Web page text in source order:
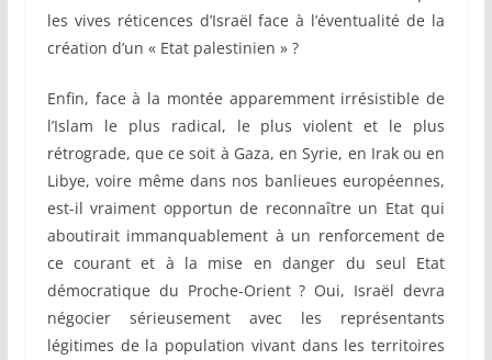
les vives réticences d’Israël face à l’éventualité de la
création d’un « Etat palestinien » ?
Enfin, face à la montée apparemment irrésistible de
l’Islam le plus radical, le plus violent et le plus
rétrograde, que ce soit à Gaza, en Syrie, en Irak ou en
Libye, voire même dans nos banlieues européennes,
est-il vraiment opportun de reconnaître un Etat qui
aboutirait immanquablement à un renforcement de
ce courant et à la mise en danger du seul Etat
démocratique du Proche-Orient ? Oui, Israël devra
négocier sérieusement avec les représentants
légitimes de la population vivant dans les territoires